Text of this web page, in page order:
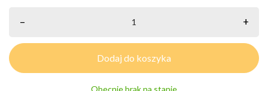
– +
Dodaj do koszyka
Obecnie brak na stanie